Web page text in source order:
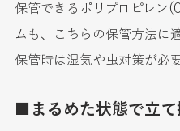
保管できるポリプロピレン
ムも、こちらの保管方法に
保管時は湿気や虫対策が必要
■まるめた状態で立て